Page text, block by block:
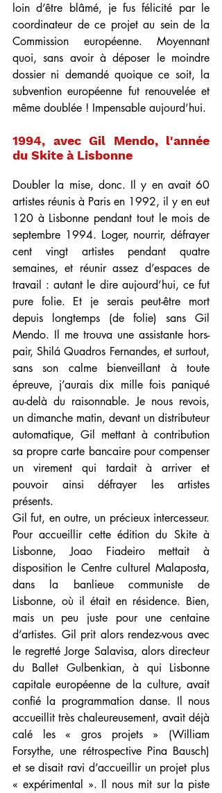
loin d’être blâmé, je fus félicité par le
coordinateur de ce projet au sein de la
Commission européenne. Moyennant
quoi, sans avoir à déposer le moindre
dossier ni demandé quoique ce soit, la
subvention européenne fut renouvelée et
même doublée ! Impensable aujourd’hui.
1994, avec Gil Mendo, l'année
du Skite à Lisbonne
Doubler la mise, donc. Il y en avait 60
artistes réunis à Paris en 1992, il y en eut
120 à Lisbonne pendant tout le mois de
septembre 1994. Loger, nourrir, défrayer
cent vingt artistes pendant quatre
semaines, et réunir assez d’espaces de
travail : autant le dire aujourd’hui, ce fut
pure folie. Et je serais peut-être mort
depuis longtemps (de folie) sans Gil
Mendo. Il me trouva une assistante hors-
pair, Shilá Quadros Fernandes, et surtout,
sans son calme bienveillant à toute
épreuve, j’aurais dix mille fois paniqué
au-delà du raisonnable. Je nous revois,
un dimanche matin, devant un distributeur
automatique, Gil mettant à contribution
sa propre carte bancaire pour compenser
un virement qui tardait à arriver et
pouvoir ainsi défrayer les artistes
présents.
Gil fut, en outre, un précieux intercesseur.
Pour accueillir cette édition du Skite à
Lisbonne, Joao Fiadeiro mettait à
disposition le Centre culturel Malaposta,
dans la banlieue communiste de
Lisbonne, où il était en résidence. Bien,
mais un peu juste pour une centaine
d’artistes. Gil prit alors rendez-vous avec
le regretté Jorge Salavisa, alors directeur
du Ballet Gulbenkian, à qui Lisbonne
capitale européenne de la culture, avait
confié la programmation danse. Il nous
accueillit très chaleureusement, avait déjà
calé les « gros projets » (William
Forsythe, une rétrospective Pina Bausch)
et se disait ravi d’accueillir un projet plus
« expérimental ». Il nous mit sur la piste